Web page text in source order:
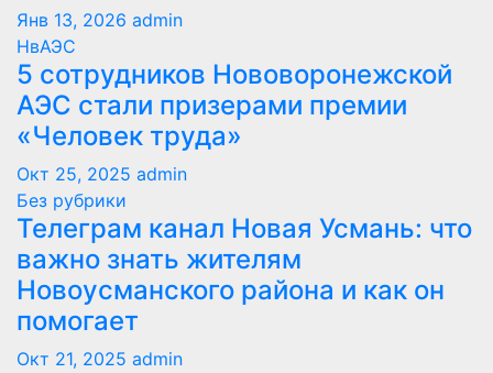
Янв 13, 2026 admin
НвАЭС
5 сотрудников Нововоронежской
АЭС стали призерами премии
«Человек труда»
Окт 25, 2025 admin
Без рубрики
Телеграм канал Новая Усмань: что
важно знать жителям
Новоусманского района и как он
помогает
Окт 21, 2025 admin